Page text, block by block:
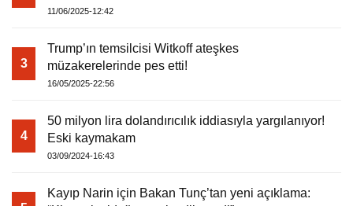
11/06/2025-12:42
3
Trump’ın temsilcisi Witkoff ateşkes
müzakerelerinde pes etti!
16/05/2025-22:56
4
50 milyon lira dolandırıcılık iddiasıyla yargılanıyor!
Eski kaymakam
03/09/2024-16:43
Kayıp Narin için Bakan Tunç’tan yeni açıklama: